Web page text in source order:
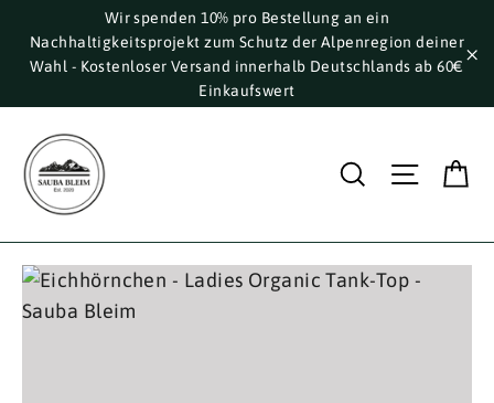
zum
Inhalt
Wir spenden 10% pro Bestellung an ein
Nachhaltigkeitsprojekt zum Schutz der Alpenregion deiner
Wahl - Kostenloser Versand innerhalb Deutschlands ab 60€
Einkaufswert
Suche